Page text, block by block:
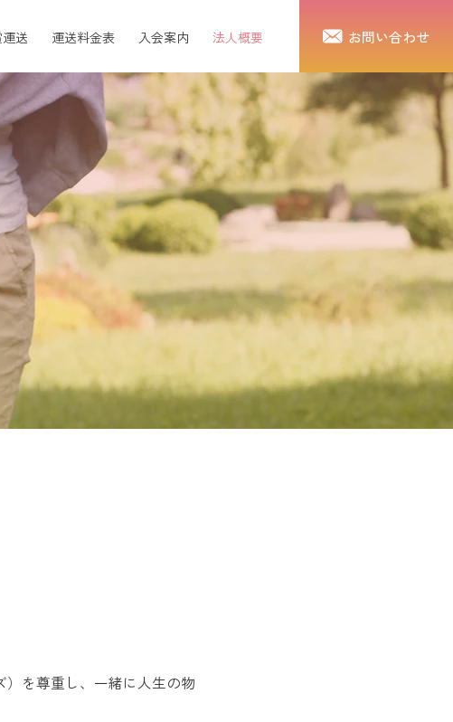
送 運送料金表 入会案内 法人概要 情報公開 お問い合わせ
）を尊重し、一緒に人生の物